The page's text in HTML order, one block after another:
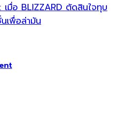
เมื่อ BLIZZARD ตัดสินใจทุบ
เพื่อล่ามัน